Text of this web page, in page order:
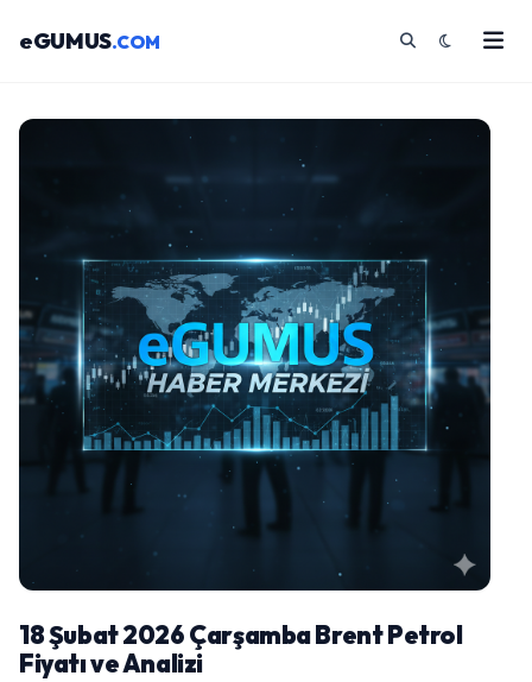
eGUMUS.COM
18 Şubat 2026 Çarşamba Brent Petrol
Fiyatı ve Analizi